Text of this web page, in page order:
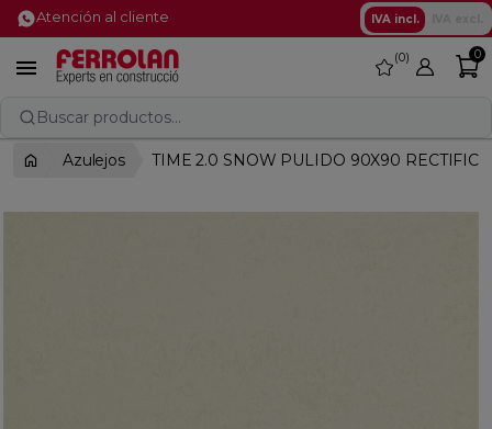
Atención al cliente IVA incl.
 favorite
0 0
Buscar productos...
Azulejos TIME 2.0 SNOW PULIDO 90X90